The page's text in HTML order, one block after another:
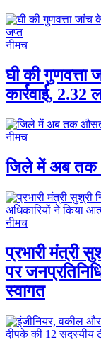
नीमच
घी की गुणवत्ता
कार्रवाई, 2.32
नीमच
जिले में अब तक
नीमच
प्रभारी मंत्री
पर
स्वागत